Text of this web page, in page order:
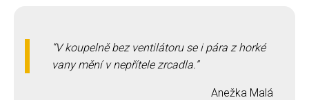
V koupelně bez ventilátoru se i pára z horké
vany mění v nepřítele zrcadla.
Anežka Malá